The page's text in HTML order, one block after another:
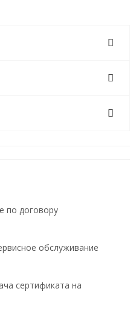
по договору
обслуживание
сертификата на